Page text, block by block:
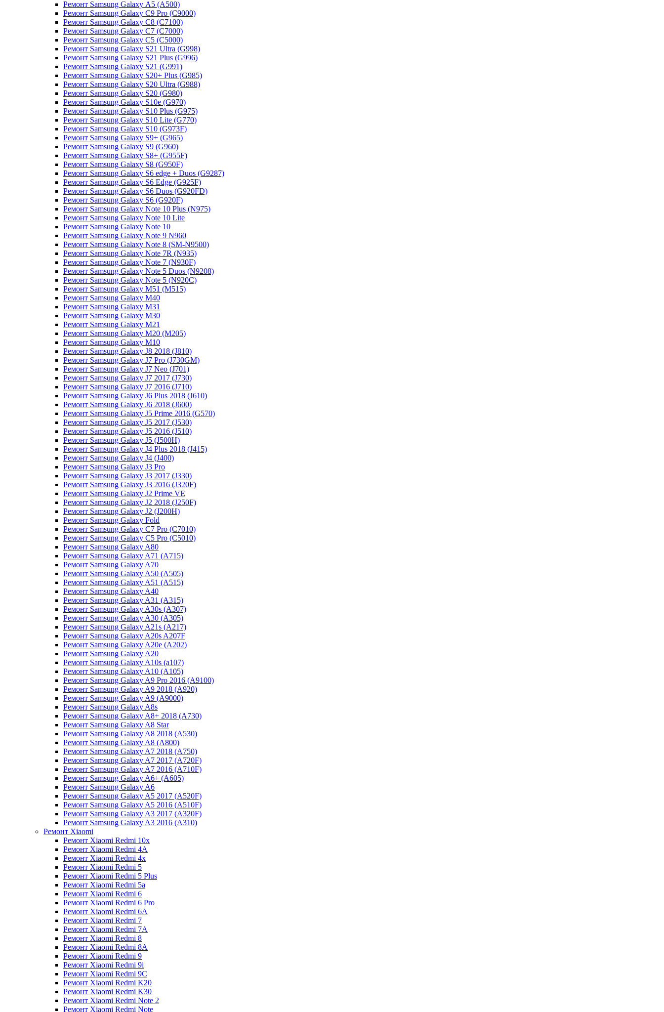
Ремонт Samsung Galaxу A5 (A500)
Ремонт Samsung Galaxy С9 Pro (C9000)
Ремонт Samsung Galaxy С8 (C7100)
Ремонт Samsung Galaxy С7 (C7000)
Ремонт Samsung Galaxy С5 (C5000)
Ремонт Samsung Galaxy S21 Ultra (G998)
Ремонт Samsung Galaxy S21 Plus (G996)
Ремонт Samsung Galaxy S21 (G991)
Ремонт Samsung Galaxy S20+ Plus (G985)
Ремонт Samsung Galaxy S20 Ultra (G988)
Ремонт Samsung Galaxy S20 (G980)
Ремонт Samsung Galaxy S10e (G970)
Ремонт Samsung Galaxy S10 Plus (G975)
Ремонт Samsung Galaxy S10 Lite (G770)
Ремонт Samsung Galaxy S10 (G973F)
Ремонт Samsung Galaxy S9+ (G965)
Ремонт Samsung Galaxy S9 (G960)
Ремонт Samsung Galaxy S8+ (G955F)
Ремонт Samsung Galaxy S8 (G950F)
Ремонт Samsung Galaxy S6 edge + Duos (G9287)
Ремонт Samsung Galaxy S6 Edge (G925F)
Ремонт Samsung Galaxy S6 Duos (G920FD)
Ремонт Samsung Galaxy S6 (G920F)
Ремонт Samsung Galaxy Note 10 Plus (N975)
Ремонт Samsung Galaxy Note 10 Lite
Ремонт Samsung Galaxy Note 10
Ремонт Samsung Galaxy Note 9 N960
Ремонт Samsung Galaxy Note 8 (SM-N9500)
Ремонт Samsung Galaxy Note 7R (N935)
Ремонт Samsung Galaxy Note 7 (N930F)
Ремонт Samsung Galaxy Note 5 Duos (N9208)
Ремонт Samsung Galaxy Note 5 (N920C)
Ремонт Samsung Galaxy M51 (M515)
Ремонт Samsung Galaxy M40
Ремонт Samsung Galaxy M31
Ремонт Samsung Galaxy M30
Ремонт Samsung Galaxy M21
Ремонт Samsung Galaxy M20 (M205)
Ремонт Samsung Galaxy M10
Ремонт Samsung Galaxy J8 2018 (J810)
Ремонт Samsung Galaxy J7 Pro (J730GM)
Ремонт Samsung Galaxy J7 Neo (J701)
Ремонт Samsung Galaxy J7 2017 (J730)
Ремонт Samsung Galaxy J7 2016 (J710)
Ремонт Samsung Galaxy J6 Plus 2018 (J610)
Ремонт Samsung Galaxy J6 2018 (J600)
Ремонт Samsung Galaxy J5 Prime 2016 (G570)
Ремонт Samsung Galaxy J5 2017 (J530)
Ремонт Samsung Galaxy J5 2016 (J510)
Ремонт Samsung Galaxy J5 (J500H)
Ремонт Samsung Galaxy J4 Plus 2018 (J415)
Ремонт Samsung Galaxy J4 (J400)
Ремонт Samsung Galaxy J3 Pro
Ремонт Samsung Galaxy J3 2017 (J330)
Ремонт Samsung Galaxy J3 2016 (J320F)
Ремонт Samsung Galaxy J2 Prime VE
Ремонт Samsung Galaxy J2 2018 (J250F)
Ремонт Samsung Galaxy J2 (J200H)
Ремонт Samsung Galaxy Fold
Ремонт Samsung Galaxy C7 Pro (C7010)
Ремонт Samsung Galaxy C5 Pro (C5010)
Ремонт Samsung Galaxy A80
Ремонт Samsung Galaxy A71 (A715)
Ремонт Samsung Galaxy A70
Ремонт Samsung Galaxy A50 (A505)
Ремонт Samsung Galaxy A51 (A515)
Ремонт Samsung Galaxy A40
Ремонт Samsung Galaxy A31 (A315)
Ремонт Samsung Galaxy A30s (A307)
Ремонт Samsung Galaxy A30 (A305)
Ремонт Samsung Galaxy A21s (A217)
Ремонт Samsung Galaxy A20s A207F
Ремонт Samsung Galaxy A20e (A202)
Ремонт Samsung Galaxy A20
Ремонт Samsung Galaxy A10s (a107)
Ремонт Samsung Galaxy A10 (A105)
Ремонт Samsung Galaxy A9 Pro 2016 (A9100)
Ремонт Samsung Galaxy A9 2018 (A920)
Ремонт Samsung Galaxy A9 (A9000)
Ремонт Samsung Galaxy A8s
Ремонт Samsung Galaxy A8+ 2018 (A730)
Ремонт Samsung Galaxy A8 Star
Ремонт Samsung Galaxy A8 2018 (A530)
Ремонт Samsung Galaxy A8 (A800)
Ремонт Samsung Galaxy A7 2018 (A750)
Ремонт Samsung Galaxy A7 2017 (A720F)
Ремонт Samsung Galaxy A7 2016 (A710F)
Ремонт Samsung Galaxy A6+ (A605)
Ремонт Samsung Galaxy A6
Ремонт Samsung Galaxy A5 2017 (A520F)
Ремонт Samsung Galaxy A5 2016 (A510F)
Ремонт Samsung Galaxy A3 2017 (A320F)
Ремонт Samsung Galaxy A3 2016 (A310)
Ремонт Xiaomi
Ремонт Xiaomi Redmi 10x
Ремонт Xiaomi Redmi 4A
Ремонт Xiaomi Redmi 4x
Ремонт Xiaomi Redmi 5
Ремонт Xiaomi Redmi 5 Plus
Ремонт Xiaomi Redmi 5a
Ремонт Xiaomi Redmi 6
Ремонт Xiaomi Redmi 6 Pro
Ремонт Xiaomi Redmi 6A
Ремонт Xiaomi Redmi 7
Ремонт Xiaomi Redmi 7A
Ремонт Xiaomi Redmi 8
Ремонт Xiaomi Redmi 8A
Ремонт Xiaomi Redmi 9
Ремонт Xiaomi Redmi 9i
Ремонт Xiaomi Redmi 9C
Ремонт Xiaomi Redmi K20
Ремонт Xiaomi Redmi K30
Ремонт Xiaomi Redmi Note 2
Ремонт Xiaomi Redmi Note